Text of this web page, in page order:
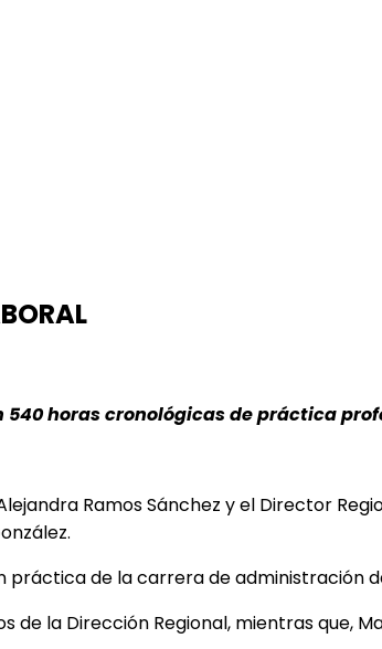
horas cronológicas de práctica
Ramos Sánchez y el Director
práctica de la carrera de administración
de la Dirección Regional, mientras que,